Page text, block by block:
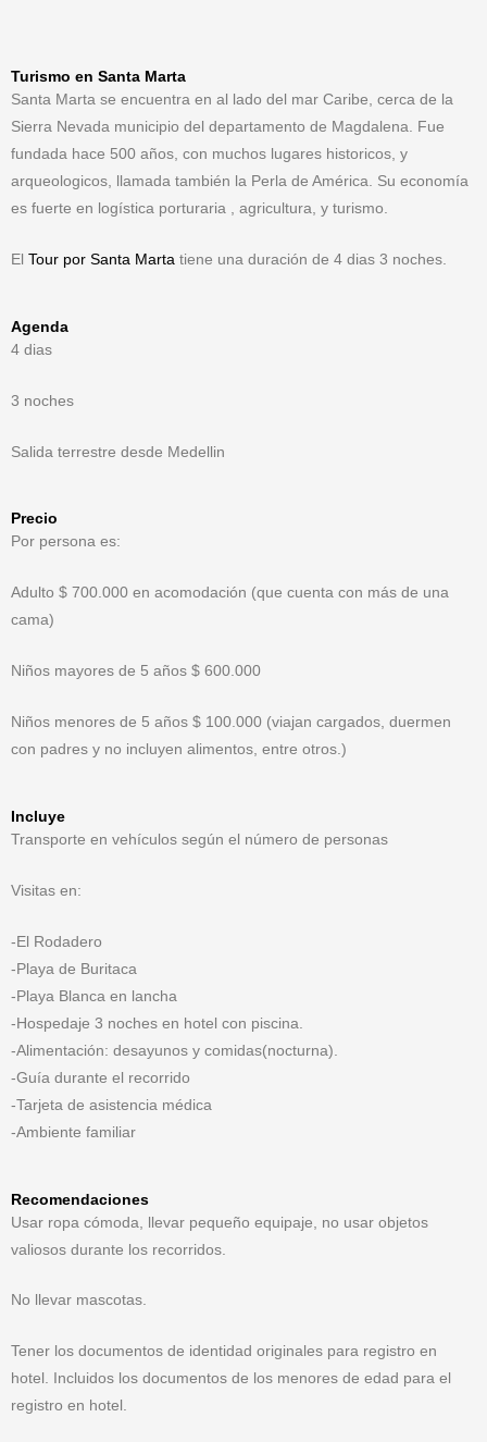
Turismo en Santa Marta
Santa Marta se encuentra en al lado del mar Caribe, cerca de la
Sierra Nevada municipio del departamento de Magdalena. Fue
fundada hace 500 años, con muchos lugares historicos, y
arqueologicos, llamada también la Perla de América. Su economía
es fuerte en logística porturaria , agricultura, y turismo.
El Tour por Santa Marta tiene una duración de 4 dias 3 noches.
Agenda
4 dias
3 noches
Salida terrestre desde Medellin
Precio
Por persona es:
Adulto $ 700.000 en acomodación (que cuenta con más de una
cama)
Niños mayores de 5 años $ 600.000
Niños menores de 5 años $ 100.000 (viajan cargados, duermen
con padres y no incluyen alimentos, entre otros.)
Incluye
Transporte en vehículos según el número de personas
Visitas en:
-El Rodadero
-Playa de Buritaca
-Playa Blanca en lancha
-Hospedaje 3 noches en hotel con piscina.
-Alimentación: desayunos y comidas(nocturna).
-Guía durante el recorrido
-Tarjeta de asistencia médica
-Ambiente familiar
Recomendaciones
Usar ropa cómoda, llevar pequeño equipaje, no usar objetos
valiosos durante los recorridos.
No llevar mascotas.
Tener los documentos de identidad originales para registro en
hotel. Incluidos los documentos de los menores de edad para el
registro en hotel.